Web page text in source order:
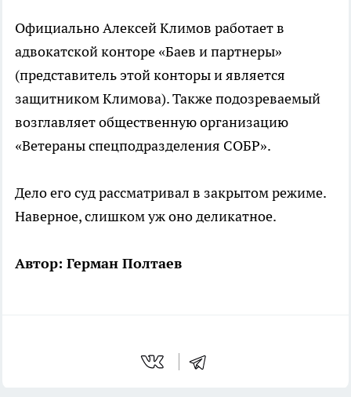
Официально Алексей Климов работает в
адвокатской конторе «Баев и партнеры»
(представитель этой конторы и является
защитником Климова). Также подозреваемый
возглавляет общественную организацию
«Ветераны спецподразделения СОБР».
Дело его суд рассматривал в закрытом режиме.
Наверное, слишком уж оно деликатное.
Автор: Герман Полтаев